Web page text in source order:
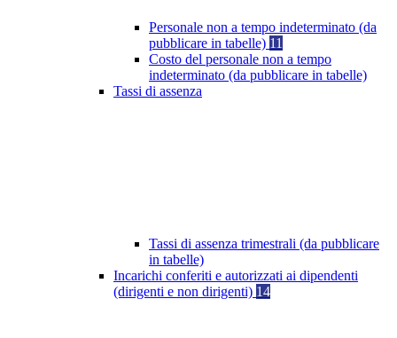
Personale non a tempo indeterminato (da
pubblicare in tabelle) 11
Costo del personale non a tempo
indeterminato (da pubblicare in tabelle)
Tassi di assenza
Tassi di assenza trimestrali (da pubblicare
in tabelle)
Incarichi conferiti e autorizzati ai dipendenti
(dirigenti e non dirigenti) 14